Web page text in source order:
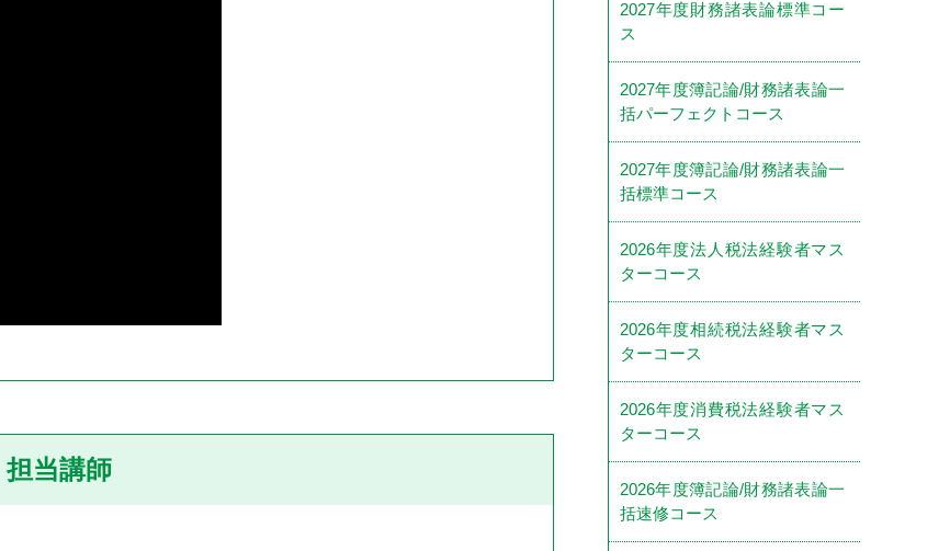
担当講師
2027年度財務諸表論標準コー
ス
2027年度簿記論/財務諸表論一
括パーフェクトコース
2027年度簿記論/財務諸表論一
括標準コース
2026年度法人税法経験者マス
ターコース
2026年度相続税法経験者マス
ターコース
2026年度消費税法経験者マス
ターコース
2026年度簿記論/財務諸表論一
括速修コース